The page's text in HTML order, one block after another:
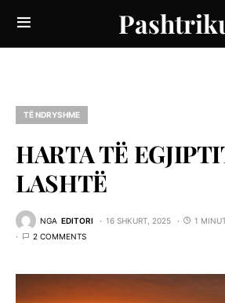
TË NDRYSHME
HARTA TË
LASHTË
NGA EDITORI 16 SHKURT, 2025
1
2 COMMENTS